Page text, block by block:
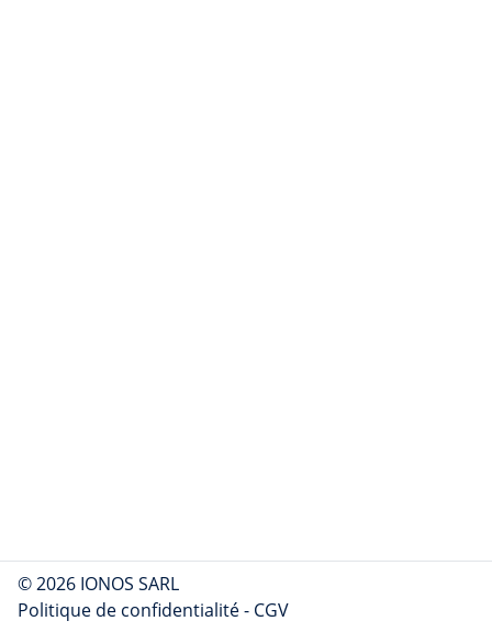
© 2026 IONOS SARL
Politique de confidentialité- CGV